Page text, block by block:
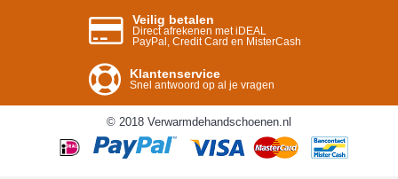
Veilig betalen
Direct afrekenen met iDEAL
PayPal, Credit Card en MisterCash
Klantenservice
Snel antwoord op al je vragen
© 2018 Verwarmdehandschoenen.nl